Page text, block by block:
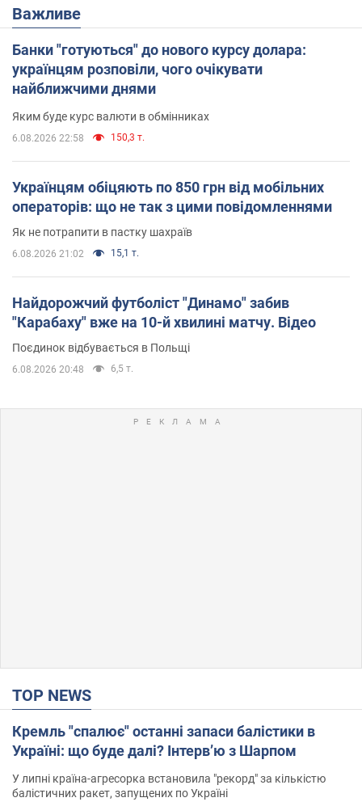
Важливе
Банки "готуються" до нового курсу долара:
українцям розповіли, чого очікувати
найближчими днями
Яким буде курс валюти в обмінниках
6.08.2026 22:58 150,3 т.
Українцям обіцяють по 850 грн від мобільних
операторів: що не так з цими повідомленнями
Як не потрапити в пастку шахраїв
6.08.2026 21:02 15,1 т.
Найдорожчий футболіст "Динамо" забив
"Карабаху" вже на 10-й хвилині матчу. Відео
Поєдинок відбувається в Польщі
6.08.2026 20:48 6,5 т.
TOP NEWS
Кремль "спалює" останні запаси балістики в
Україні: що буде далі? Інтерв’ю з Шарпом
У липні країна-агресорка встановила "рекорд" за кількістю
балістичних ракет, запущених по Україні